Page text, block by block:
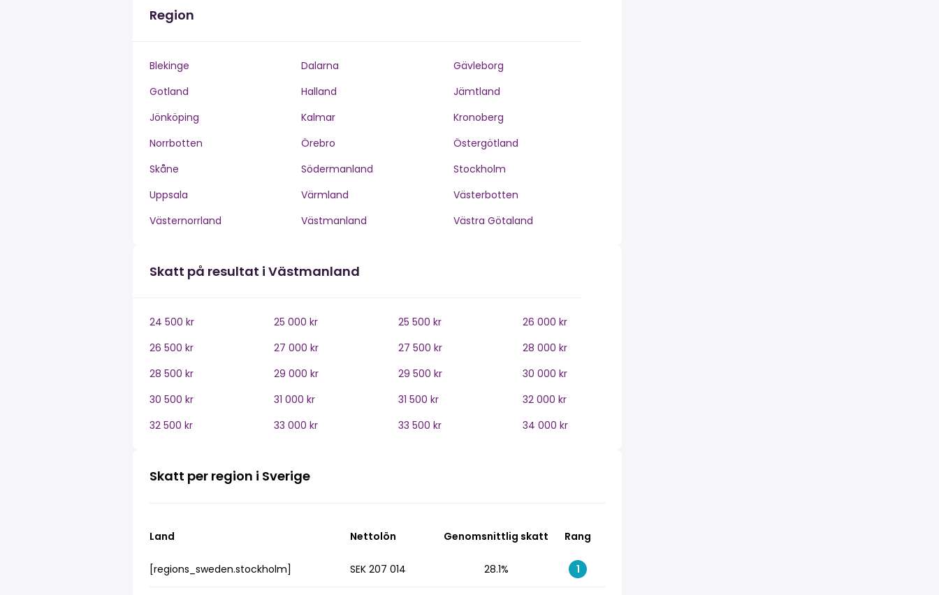
Region
Blekinge Dalarna
Gävleborg
Gotland
Halland
Jämtland
Jönköping
Kalmar
Kronoberg
Norrbotten
Örebro
Östergötland
Skåne
Södermanland
Stockholm
Uppsala
Värmland
Västerbotten
Västernorrland
Västmanland Västra Götaland
Skatt på resultat i Västmanland
24 500 kr 25 000 kr 25 500 kr
26 000 kr
26 500 kr
27 000 kr 27 500 kr
28 000 kr
28 500 kr
29 000 kr 29 500 kr
30 000 kr
30 500 kr
31 000 kr 31 500 kr
32 000 kr
32 500 kr
33 000 kr 33 500 kr 34 000 kr
Skatt per region i Sverige
Land Nettolön Genomsnittlig skatt Rang
[regions_sweden.stockholm] SEK 207 014 28.1% 1